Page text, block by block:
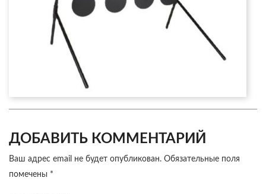
ДОБАВИТЬ КОММЕНТАРИЙ
Ваш адрес email не будет опубликован. Обязательные поля
помечены *